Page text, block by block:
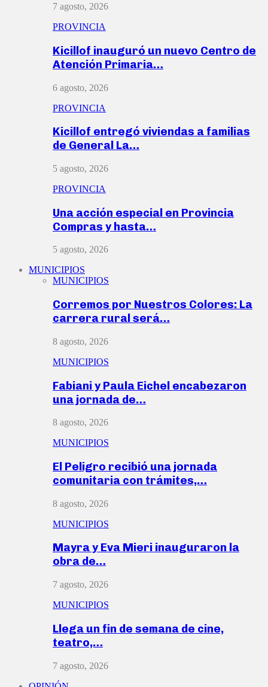
7 agosto, 2026
PROVINCIA
Kicillof inauguró un nuevo Centro de
Atención Primaria…
6 agosto, 2026
PROVINCIA
Kicillof entregó viviendas a familias
de General La…
5 agosto, 2026
PROVINCIA
Una acción especial en Provincia
Compras y hasta…
5 agosto, 2026
MUNICIPIOS
MUNICIPIOS
Corremos por Nuestros Colores: La
carrera rural será…
8 agosto, 2026
MUNICIPIOS
Fabiani y Paula Eichel encabezaron
una jornada de…
8 agosto, 2026
MUNICIPIOS
El Peligro recibió una jornada
comunitaria con trámites,…
8 agosto, 2026
MUNICIPIOS
Mayra y Eva Mieri inauguraron la
obra de…
7 agosto, 2026
MUNICIPIOS
Llega un fin de semana de cine,
teatro,…
7 agosto, 2026